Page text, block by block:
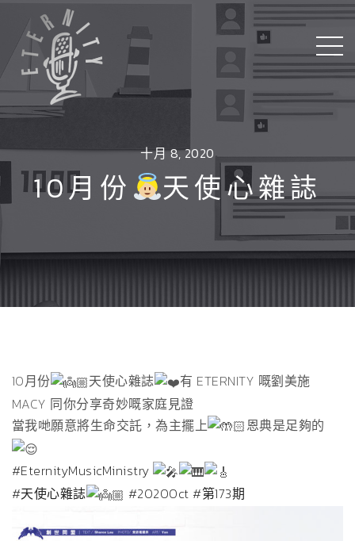
十月 8, 2020
10月份 天使心雜誌
10月份 天使心雜誌
有 ETERNITY 嘅劉美施
MACY 同你分享奇妙嘅家庭見證
當我哋願意將生命交託，為主擺上
恩典是足夠的
#EternityMusicMinistry
#天使心雜誌
#2020Oct #第173期